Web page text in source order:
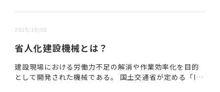
な例としては、運転支援機能の精度向上や事故防止...
2025/10/02
省人化建設機械とは？
建設現場における労働力不足の解消や作業効率化を目的
として開発された機械である。 国土交通省が定める「IC